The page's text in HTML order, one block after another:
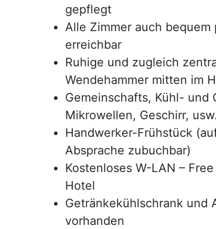
gepflegt
Alle Zimmer auch bequem
erreichbar
Ruhige und zugleich
Wendehammer mitten im
Gemeinschafts, Kühl- und
Mikrowellen, Geschirr, usw.
Handwerker-Frühstück
Absprache zubuchbar)
Kostenloses W-LAN –
Hotel
Getränkekühlschrank und
vorhanden